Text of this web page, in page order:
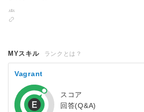
MYスキル ランクとは？
Vagrant
スコア
回答(Q&A)